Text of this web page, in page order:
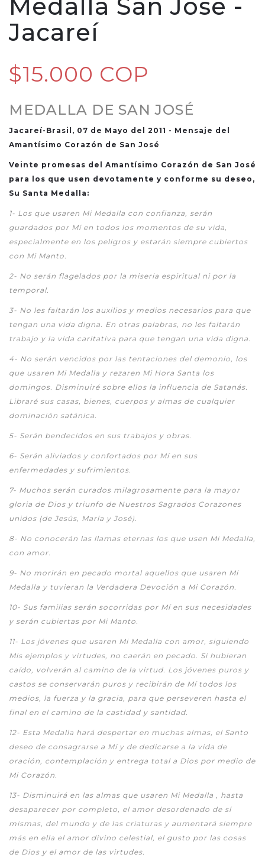
Medalla San José -
Jacareí
$15.000 COP
MEDALLA DE SAN JOSÉ
Jacareí-Brasil, 07 de Mayo del 2011 - Mensaje del
Amantísimo Corazón de San José
Veinte promesas del Amantísimo Corazón de San José
para los que usen devotamente y conforme su deseo,
Su Santa Medalla:
1- Los que usaren Mi Medalla con confianza, serán
guardados por Mí en todos los momentos de su vida,
especialmente en los peligros y estarán siempre cubiertos
con Mi Manto.
2- No serán flagelados por la miseria espiritual ni por la
temporal.
3- No les faltarán los auxilios y medios necesarios para que
tengan una vida digna. En otras palabras, no les faltarán
trabajo y la vida caritativa para que tengan una vida digna.
4- No serán vencidos por las tentaciones del demonio, los
que usaren Mi Medalla y rezaren Mi Hora Santa los
domingos. Disminuiré sobre ellos la influencia de Satanás.
Libraré sus casas, bienes, cuerpos y almas de cualquier
dominación satánica.
5- Serán bendecidos en sus trabajos y obras.
6- Serán aliviados y confortados por Mí en sus
enfermedades y sufrimientos.
7- Muchos serán curados milagrosamente para la mayor
gloria de Dios y triunfo de Nuestros Sagrados Corazones
unidos (de Jesús, María y José).
8- No conocerán las llamas eternas los que usen Mi Medalla,
con amor.
9- No morirán en pecado mortal aquellos que usaren Mi
Medalla y tuvieran la Verdadera Devoción a Mi Corazón.
10- Sus familias serán socorridas por Mí en sus necesidades
y serán cubiertas por Mi Manto.
11- Los jóvenes que usaren Mi Medalla con amor, siguiendo
Mis ejemplos y virtudes, no caerán en pecado. Si hubieran
caído, volverán al camino de la virtud. Los jóvenes puros y
castos se conservarán puros y recibirán de Mí todos los
medios, la fuerza y la gracia, para que perseveren hasta el
final en el camino de la castidad y santidad.
12- Esta Medalla hará despertar en muchas almas, el Santo
deseo de consagrarse a Mí y de dedicarse a la vida de
oración, contemplación y entrega total a Dios por medio de
Mi Corazón.
13- Disminuirá en las almas que usaren Mi Medalla , hasta
desaparecer por completo, el amor desordenado de sí
mismas, del mundo y de las criaturas y aumentará siempre
más en ella el amor divino celestial, el gusto por las cosas
de Dios y el amor de las virtudes.